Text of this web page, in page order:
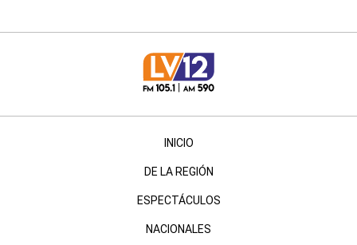
INICIO
DE LA REGIÓN
ESPECTÁCULOS
NACIONALES